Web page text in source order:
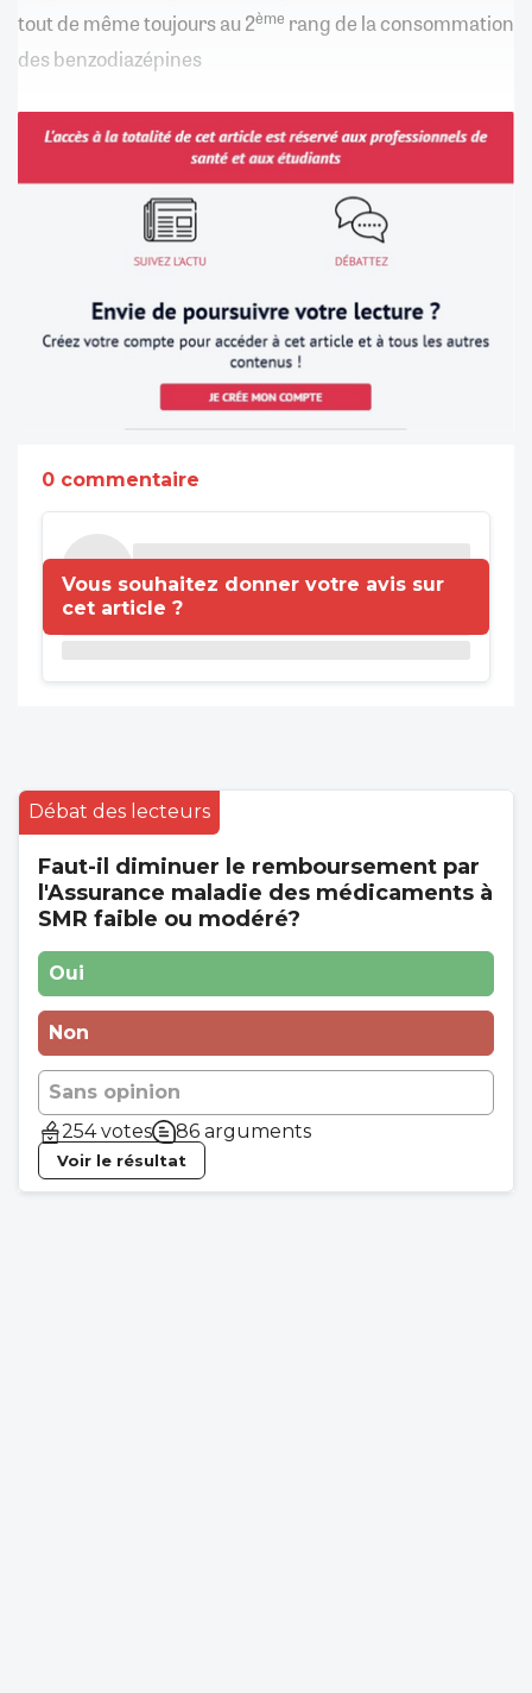
tout de même toujours au 2ème rang de la consommation
des benzodiazépines
0 commentaire
Vous souhaitez donner votre avis sur
cet article ?
Débat des lecteurs
Faut-il diminuer le remboursement par
l'Assurance maladie des médicaments à
SMR faible ou modéré?
Oui
Non
Sans opinion
254 votes
86 arguments
Voir le résultat